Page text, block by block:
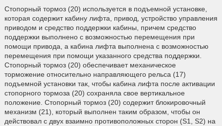
Стопорный тормоз (20) используется в подъемной установке,
которая содержит кабину лифта, привод, устройство управления
приводом и средство поддержки кабины, причем средство
поддержки выполнено с возможностью перемещения при
помощи привода, а кабина лифта выполнена с возможностью
перемещения при помощи указанного средства поддержки.
Стопорный тормоз (20) обеспечивает механическое
торможение относительно направляющего рельса (17)
подъемной установки так, чтобы кабина лифта после активации
стопорного тормоза (20) сохраняла свое вертикальное
положение. Стопорный тормоз (20) содержит блокировочный
механизм (21), который выполнен таким образом, чтобы он
действовал с двух взаимно противоположных сторон (S1, S2) на